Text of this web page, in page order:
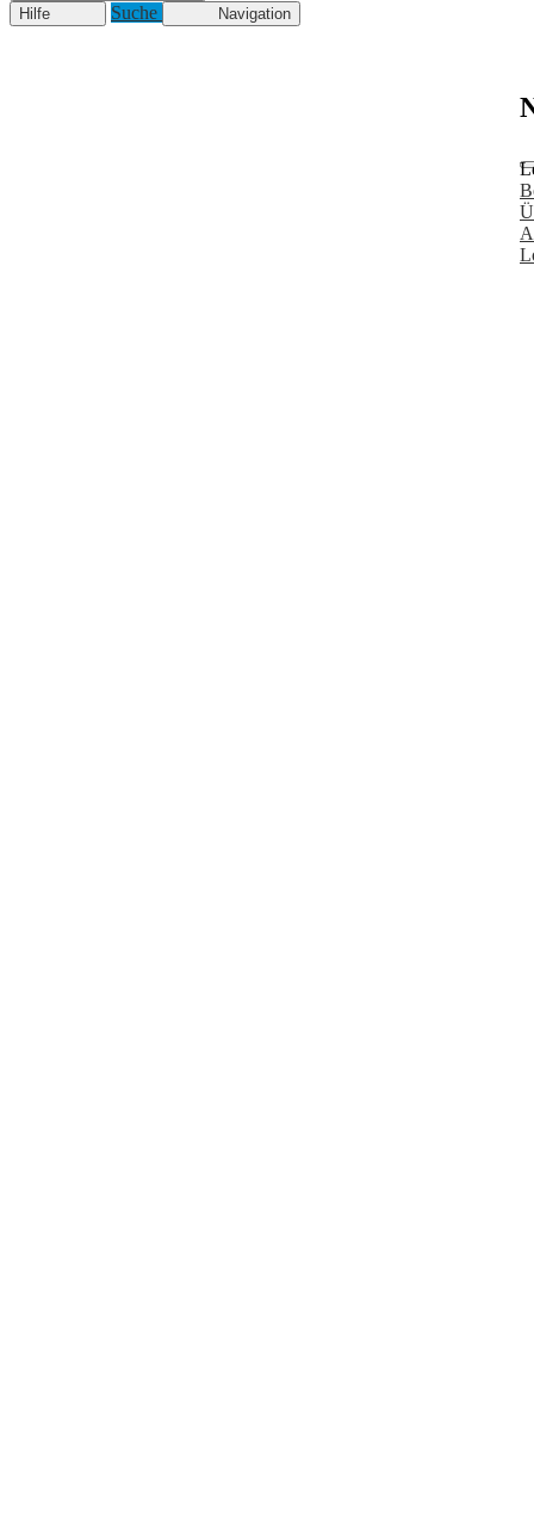
Hilfe
Suche Navigation